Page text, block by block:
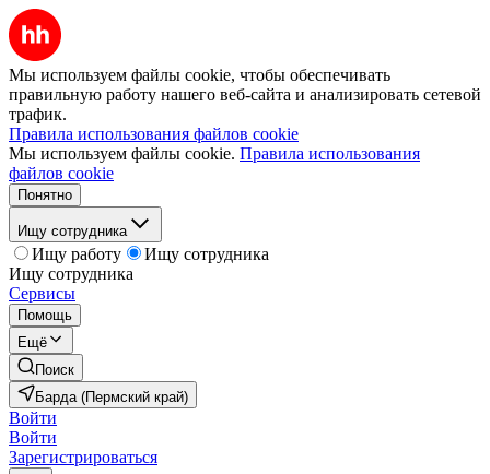
Мы используем файлы cookie, чтобы обеспечивать
правильную работу нашего веб-сайта и анализировать сетевой
трафик.
Правила использования файлов cookie
Мы используем файлы cookie. Правила использования
файлов cookie
Понятно
Ищу сотрудника
Ищу работу
Ищу сотрудника
Ищу сотрудника
Сервисы
Помощь
Ещё
Поиск
Барда (Пермский край)
Войти
Войти
Зарегистрироваться